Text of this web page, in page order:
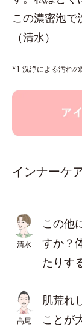
この濃密泡で
（清水）
*1 洗浄による汚れの
インナーケ
清水
この他
すか？
たりす
高尾
肌荒れ
ことが